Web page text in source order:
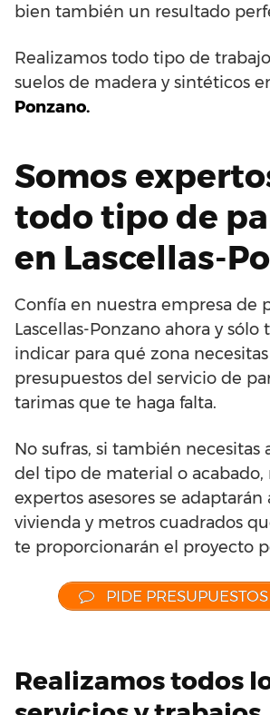
bien también un resultado
Realizamos todo tipo de
suelos de madera y sintéticos
Ponzano.
Somos
todo tipo de
en Lascellas-
Confía en nuestra empresa de
Lascellas-Ponzano ahora y sólo
indicar para qué zona
presupuestos del servicio de
tarimas que te haga falta.
No sufras, si también necesitas
del tipo de material o acabado,
expertos asesores se adaptarán
vivienda y metros cuadrados
te proporcionarán el proyecto
PIDE
Realizamos todos